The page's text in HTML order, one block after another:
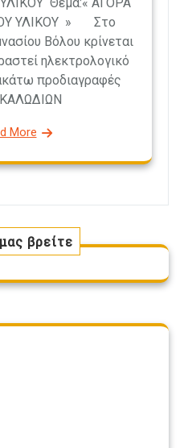
ΥΛΙΚΟΥ » Στο
Βόλου κρίνεται
ηλεκτρολογικό
προδιαγραφές
More
βρείτε